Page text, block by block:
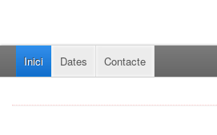
Inici Dates Contacte